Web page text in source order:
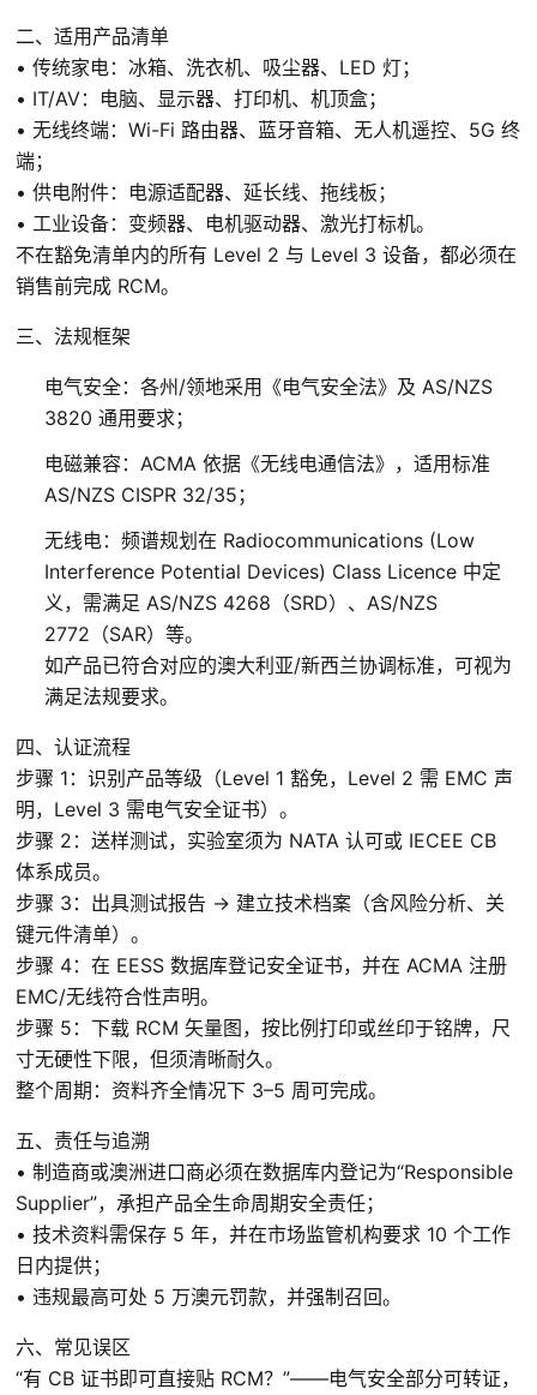
CPC测试
美国玩具测试等
各国认证
英国UKCA
日本PSE
美国UL认证
欧盟CE认证
机械指令MD
建筑产品指令CPR
电磁兼容指令 EMC
低电压指令LVD
个人防护设备指令PPE
压力设备指令PED
防爆设备指令ATEX
一般产品安全指令GPSD
噪音指令
无线电设备指令RED等
医疗器械注册
欧盟CE-MDR医疗注册认证
英国MHRA医疗注册认证
中国NMPA注册
澳大利亚 TGA 注册
二、适用产品清单
• 传统家电：冰箱、洗衣机、吸尘器、LED 灯；
• IT/AV：电脑、显示器、打印机、机顶盒；
• 无线终端：Wi-Fi 路由器、蓝牙音箱、无人机遥控、5G 终
端；
• 供电附件：电源适配器、延长线、拖线板；
• 工业设备：变频器、电机驱动器、激光打标机。
不在豁免清单内的所有 Level 2 与 Level 3 设备，都必须在
销售前完成 RCM。
三、法规框架
电气安全：各州/领地采用《电气安全法》及 AS/NZS
3820 通用要求；
电磁兼容：ACMA 依据《无线电通信法》，适用标准
AS/NZS CISPR 32/35；
无线电：频谱规划在 Radiocommunications (Low
Interference Potential Devices) Class Licence 中定
义，需满足 AS/NZS 4268（SRD）、AS/NZS
2772（SAR）等。
如产品已符合对应的澳大利亚/新西兰协调标准，可视为
满足法规要求。
四、认证流程
步骤 1：识别产品等级（Level 1 豁免，Level 2 需 EMC 声
明，Level 3 需电气安全证书）。
步骤 2：送样测试，实验室须为 NATA 认可或 IECEE CB
体系成员。
步骤 3：出具测试报告 → 建立技术档案（含风险分析、关
键元件清单）。
步骤 4：在 EESS 数据库登记安全证书，并在 ACMA 注册
EMC/无线符合性声明。
步骤 5：下载 RCM 矢量图，按比例打印或丝印于铭牌，尺
寸无硬性下限，但须清晰耐久。
整个周期：资料齐全情况下 3–5 周可完成。
五、责任与追溯
• 制造商或澳洲进口商必须在数据库内登记为“Responsible
Supplier”，承担产品全生命周期安全责任；
• 技术资料需保存 5 年，并在市场监管机构要求 10 个工作
日内提供；
• 违规最高可处 5 万澳元罚款，并强制召回。
六、常见误区
“有 CB 证书即可直接贴 RCM？”——电气安全部分可转证，